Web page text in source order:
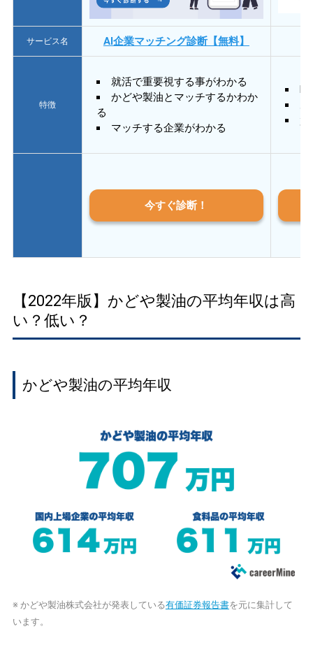
サービス名 AI企業マッチング診断【無料】
特徴
就活で重要視する事がわかる
かどや製油とマッチするかわか
る
マッチする企業がわかる
質
今すぐ診断！
【2022年版】かどや製油の平均年収は高
い？低い？
かどや製油の平均年収
※ かどや製油株式会社が発表している有価証券報告書を元に集計して
います。